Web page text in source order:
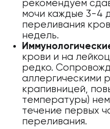
рекомендуем
мочи каждые 3-4
переливания
недель.
крови и на
редко.
аллергическими
крапивницей,
температуры)
течение первых
переливания.